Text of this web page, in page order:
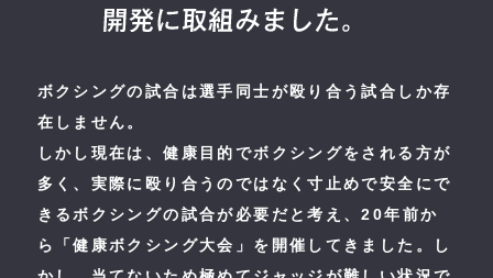
ボクシングの試合は選手同士が殴り合う試合しか存
在しません。
しかし現在は、健康目的でボクシングをされる方が
多く、実際に殴り合うのではなく寸止めで安全にで
きるボクシングの試合が必要だと考え、20年前か
ら「健康ボクシング大会」を開催してきました。し